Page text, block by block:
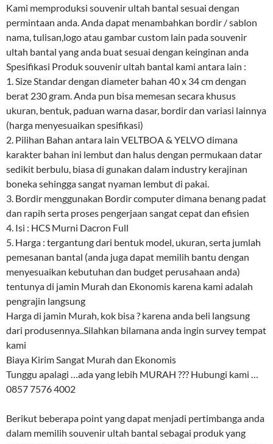
Kami memproduksi souvenir ultah bantal sesuai dengan
permintaan anda. Anda dapat menambahkan bordir / sablon
nama, tulisan,logo atau gambar custom lain pada souvenir
ultah bantal yang anda buat sesuai dengan keinginan anda
Spesifikasi Produk souvenir ultah bantal kami antara lain :
1. Size Standar dengan diameter bahan 40 x 34 cm dengan
berat 230 gram. Anda pun bisa memesan secara khusus
ukuran, bentuk, paduan warna dasar, bordir dan variasi lainnya
(harga menyesuaikan spesifikasi)
2. Pilihan Bahan antara lain VELTBOA & YELVO dimana
karakter bahan ini lembut dan halus dengan permukaan datar
sedikit berbulu, biasa di gunakan dalam industry kerajinan
boneka sehingga sangat nyaman lembut di pakai.
3. Bordir menggunakan Bordir computer dimana benang padat
dan rapih serta proses pengerjaan sangat cepat dan efisien
4. Isi : HCS Murni Dacron Full
5. Harga : tergantung dari bentuk model, ukuran, serta jumlah
pemesanan bantal (anda juga dapat memilih bantu dengan
menyesuaikan kebutuhan dan budget perusahaan anda)
tentunya di jamin Murah dan Ekonomis karena kami adalah
pengrajin langsung
Harga di jamin Murah, kok bisa ? karena anda beli langsung
dari produsennya..Silahkan bilamana anda ingin survey tempat
kami
Biaya Kirim Sangat Murah dan Ekonomis
Tunggu apalagi …ada yang lebih MURAH ??? Hubungi kami …
0857 7576 4002
Berikut beberapa point yang dapat menjadi pertimbanga anda
dalam memilih souvenir ultah bantal sebagai produk yang